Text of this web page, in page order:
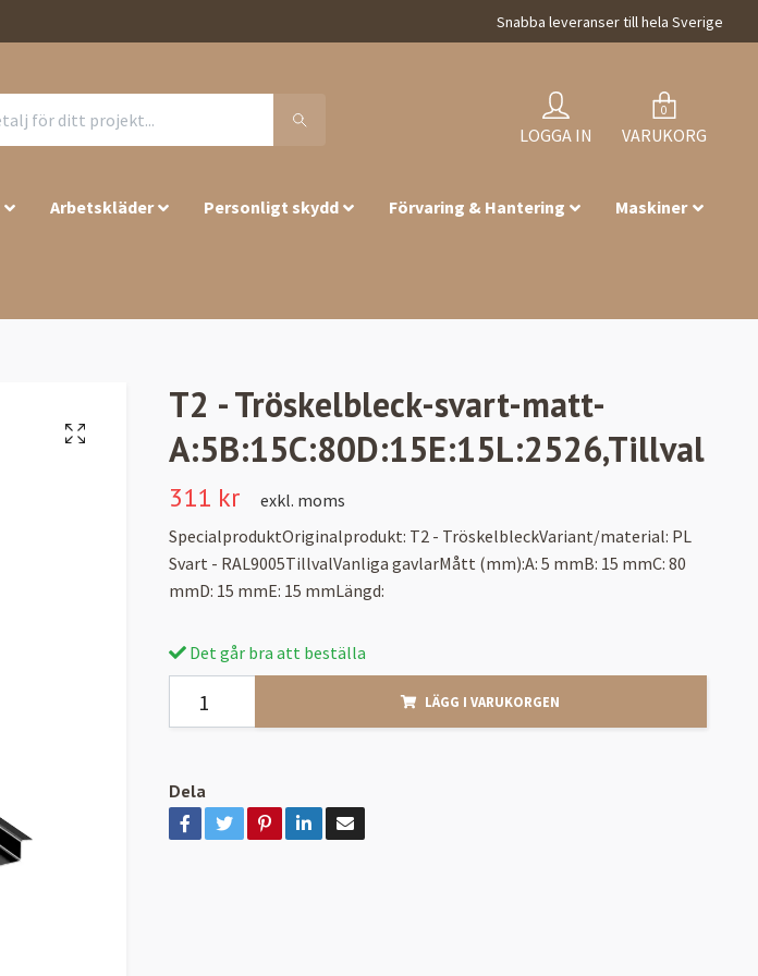
Snabba leveranser till hela Sverige
LOGGA IN
0
VARUKORG
Arbetskläder Personligt skydd Förvaring & Hantering Maskiner
T2 - Tröskelbleck-svart-matt-
A:5B:15C:80D:15E:15L:2526,Tillval
311 kr
exkl. moms
SpecialproduktOriginalprodukt: T2 - TröskelbleckVariant/material: PL
Svart - RAL9005TillvalVanliga gavlarMått (mm):A: 5 mmB: 15 mmC: 80
mmD: 15 mmE: 15 mmLängd:
Det går bra att beställa
LÄGG I VARUKORGEN
Dela